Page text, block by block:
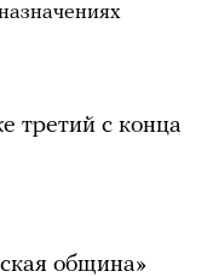
третий с конца
община»